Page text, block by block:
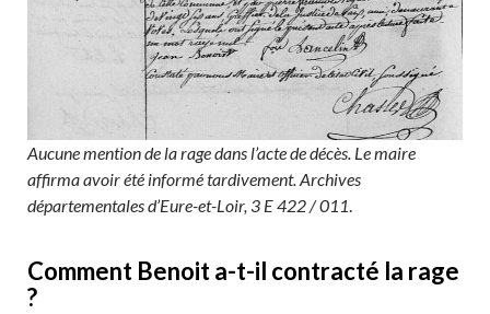
Aucune mention de la rage dans l’acte de décès. Le maire
affirma avoir été informé tardivement. Archives
départementales d’Eure-et-Loir, 3 E 422 / 011.
Comment Benoit a-t-il contracté la rage
?